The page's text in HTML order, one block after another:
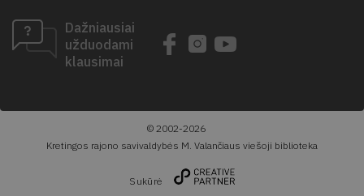
Dažniausiai
užduodami
klausimai
© 2002-2026
Kretingos rajono savivaldybės M. Valančiaus viešoji biblioteka
Sukūrė